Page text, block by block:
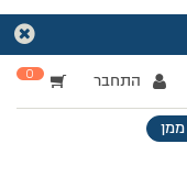
התחבר 0
ממן